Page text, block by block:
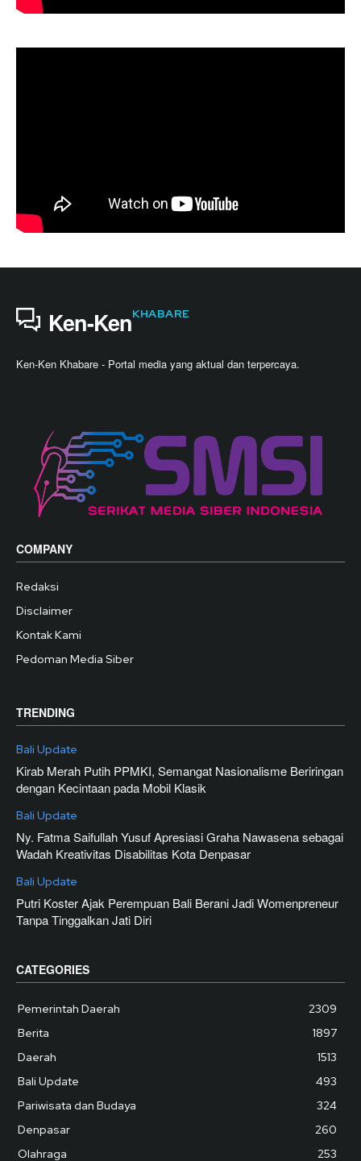
Ken-KenKHABARE
Ken-Ken Khabare - Portal media yang aktual dan terpercaya.
COMPANY
Redaksi
Disclaimer
Kontak Kami
Pedoman Media Siber
TRENDING
Bali Update
Kirab Merah Putih PPMKI, Semangat Nasionalisme Beriringan
dengan Kecintaan pada Mobil Klasik
Bali Update
Ny. Fatma Saifullah Yusuf Apresiasi Graha Nawasena sebagai
Wadah Kreativitas Disabilitas Kota Denpasar
Bali Update
Putri Koster Ajak Perempuan Bali Berani Jadi Womenpreneur
Tanpa Tinggalkan Jati Diri
CATEGORIES
Pemerintah Daerah
2309
Berita
1897
Daerah
1513
Bali Update
493
Pariwisata dan Budaya
324
Denpasar
260
Olahraga
253